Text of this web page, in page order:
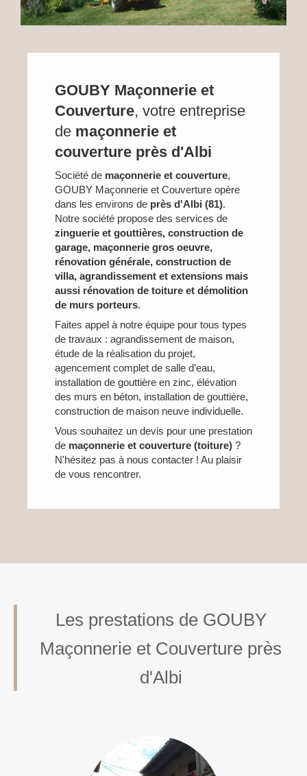
GOUBY Maçonnerie et
Couverture, votre entreprise
de maçonnerie et
couverture près d'Albi
Société de maçonnerie et couverture,
GOUBY Maçonnerie et Couverture opère
dans les environs de près d'Albi (81).
Notre société propose des services de
zinguerie et gouttières, construction de
garage, maçonnerie gros oeuvre,
rénovation générale, construction de
villa, agrandissement et extensions mais
aussi rénovation de toiture et démolition
de murs porteurs.
Faites appel à notre équipe pour tous types
de travaux : agrandissement de maison,
étude de la réalisation du projet,
agencement complet de salle d’eau,
installation de gouttière en zinc, élévation
des murs en béton, installation de gouttière,
construction de maison neuve individuelle.
Vous souhaitez un devis pour une prestation
de maçonnerie et couverture (toiture) ?
N'hésitez pas à nous contacter ! Au plaisir
de vous rencontrer.
Les prestations de GOUBY
Maçonnerie et Couverture près
d'Albi